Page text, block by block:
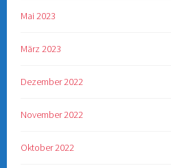
Mai 2023
März 2023
Dezember 2022
November 2022
Oktober 2022